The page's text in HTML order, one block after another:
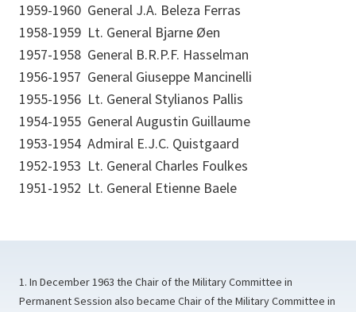
1959-1960 General J.A. Beleza Ferras
1958-1959 Lt. General Bjarne Øen
1957-1958 General B.R.P.F. Hasselman
1956-1957 General Giuseppe Mancinelli
1955-1956 Lt. General Stylianos Pallis
1954-1955 General Augustin Guillaume
1953-1954 Admiral E.J.C. Quistgaard
1952-1953 Lt. General Charles Foulkes
1951-1952 Lt. General Etienne Baele
1. In December 1963 the Chair of the Military Committee in
Permanent Session also became Chair of the Military Committee in